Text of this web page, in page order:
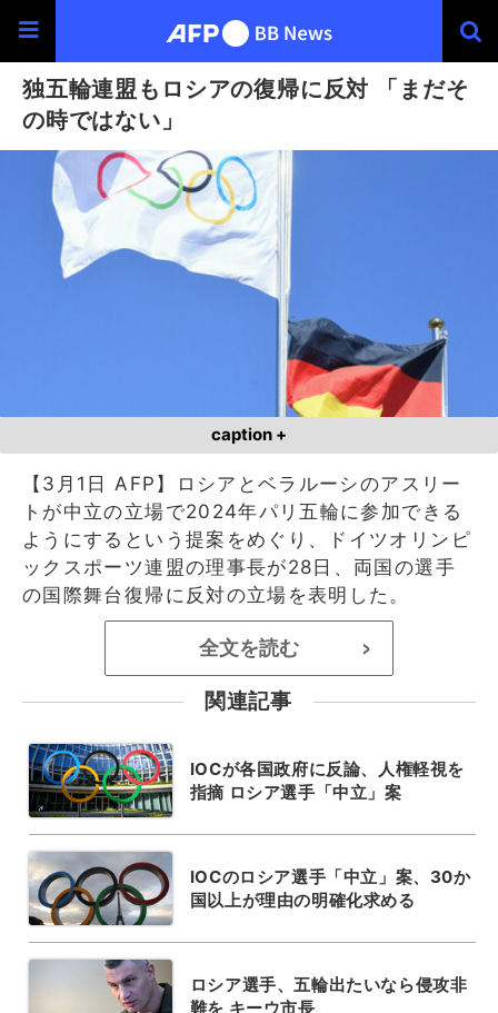
独五輪連盟もロシアの復帰に反対 「まだそ
の時ではない」
caption +
【3月1日 AFP】ロシアとベラルーシのアスリー
トが中立の立場で2024年パリ五輪に参加できる
ようにするという提案をめぐり、ドイツオリンピ
ックスポーツ連盟の理事長が28日、両国の選手
の国際舞台復帰に反対の立場を表明した。
全文を読む >
関連記事
IOCが各国政府に反論、人権軽視を
指摘 ロシア選手「中立」案
IOCのロシア選手「中立」案、30か
国以上が理由の明確化求める
ロシア選手、五輪出たいなら侵攻非
難を キーウ市長